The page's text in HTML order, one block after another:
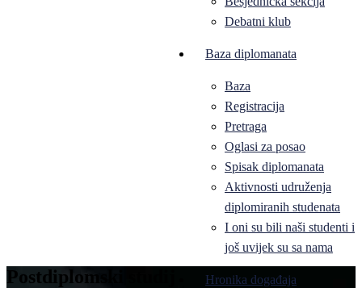
Debatni klub
Baza diplomanata
Baza
Registracija
Pretraga
Oglasi za posao
Spisak diplomanata
Aktivnosti udruženja
diplomiranih studenata
I oni su bili naši studenti i
još uvijek su sa nama
Hronika događaja
Postdiplomski studij